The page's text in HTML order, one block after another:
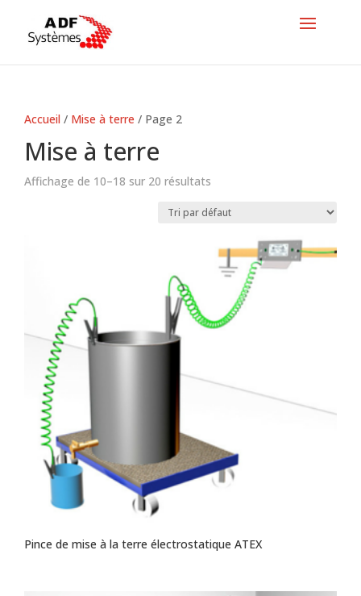
Accueil / Mise à terre / Page 2
Mise à terre
Affichage de 10–18 sur 20 résultats
Pince de mise à la terre électrostatique ATEX